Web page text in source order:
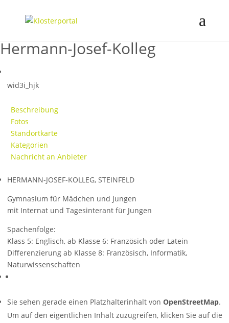
Hermann-Josef-Kolleg
wid3i_hjk
Beschreibung
Fotos
Standortkarte
Kategorien
Nachricht an Anbieter
HERMANN-JOSEF-KOLLEG, STEINFELD
Gymnasium für Mädchen und Jungen
mit Internat und Tagesinterant für Jungen
Spachenfolge:
Klass 5: Englisch, ab Klasse 6: Französich oder Latein
Differenzierung ab Klasse 8: Französisch, Informatik,
Naturwissenschaften
Sie sehen gerade einen Platzhalterinhalt von OpenStreetMap.
Um auf den eigentlichen Inhalt zuzugreifen, klicken Sie auf die